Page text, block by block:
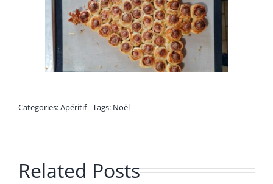
Categories:Apéritif Tags: Noël
Related Posts